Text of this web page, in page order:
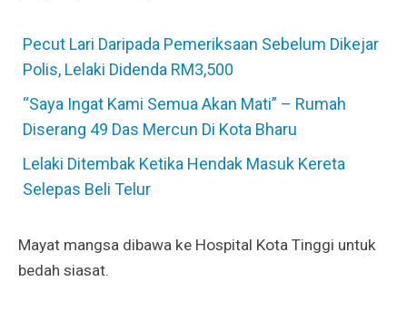
Pecut Lari Daripada Pemeriksaan Sebelum Dikejar
Polis, Lelaki Didenda RM3,500
“Saya Ingat Kami Semua Akan Mati” – Rumah
Diserang 49 Das Mercun Di Kota Bharu
Lelaki Ditembak Ketika Hendak Masuk Kereta
Selepas Beli Telur
Mayat mangsa dibawa ke Hospital Kota Tinggi untuk
bedah siasat.